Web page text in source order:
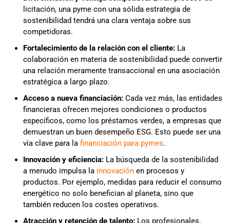
licitación, una pyme con una sólida estrategia de
sostenibilidad tendrá una clara ventaja sobre sus
competidoras.
Fortalecimiento de la relación con el cliente: La
colaboración en materia de sostenibilidad puede convertir
una relación meramente transaccional en una asociación
estratégica a largo plazo.
Acceso a nueva financiación: Cada vez más, las entidades
financieras ofrecen mejores condiciones o productos
específicos, como los préstamos verdes, a empresas que
demuestran un buen desempeño ESG. Esto puede ser una
vía clave para la financiación para pymes.
Innovación y eficiencia: La búsqueda de la sostenibilidad
a menudo impulsa la innovación en procesos y
productos. Por ejemplo, medidas para reducir el consumo
energético no solo benefician al planeta, sino que
también reducen los costes operativos.
Atracción y retención de talento: Los profesionales,